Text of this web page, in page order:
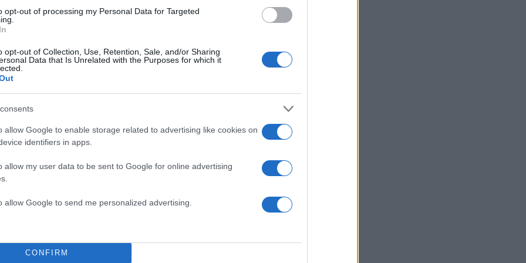
opt-out of processing my Personal Data for Targeted
opt-out of Collection, Use, Retention, Sale, and/or Sharing
Data that Is Unrelated with the Purposes for which it
allow Google to enable storage related to advertising like cookies on
identifiers in apps.
allow my user data to be sent to Google for online advertising
allow Google to send me personalized advertising.
CONFIRM
από τον εντοπισμό νεκρών αγριόχοιρων, ακόμη και μετά
και η ενεργητική επιτήρηση σε αγριόχοιρους και
χοίρους και η προσκόμισή τους στις
Παράλληλα θα πρέπει να γίνονται έλεγχοι των
στα σημεία εισόδου στην Ελλάδα.